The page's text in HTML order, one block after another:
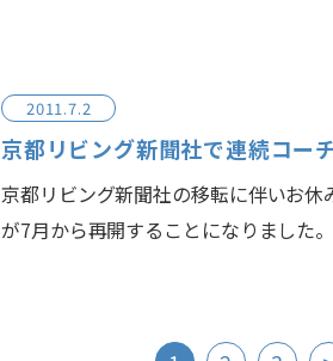
2011.7.2
京都リビング新聞社で連続コー
京都リビング新聞社の移転に伴いお休
が7月から再開することになりました